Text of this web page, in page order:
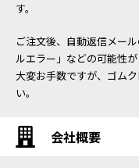
す。
ご注文後、自動返信メー
ルエラー」などの可能性が
大変お手数ですが、ゴム
い。
会社概要